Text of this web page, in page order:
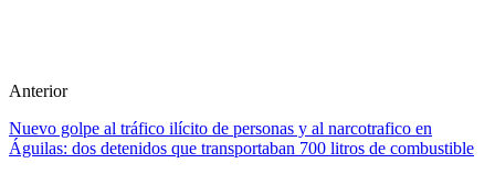
Anterior
Nuevo golpe al tráfico ilícito de personas y al narcotrafico en
Águilas: dos detenidos que transportaban 700 litros de combustible